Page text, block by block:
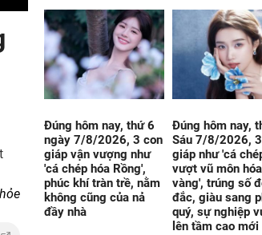
Đúng hôm nay, thứ 6
ngày 7/8/2026, 3 con
giáp vận vượng như
'cá chép hóa Rồng',
phúc khí tràn trề, nằm
không cũng của nả
đầy nhà
Đúng hôm nay,
Sáu 7/8/2026,
giáp như 'cá
vượt vũ môn
vàng', trúng số
đắc, giàu sang
quý, sự nghiệp
lên tầm cao mới